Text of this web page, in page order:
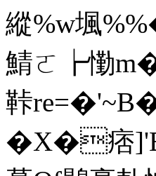
縱%w堸
鯖ㄛ┢懄
鞐
� X�痞